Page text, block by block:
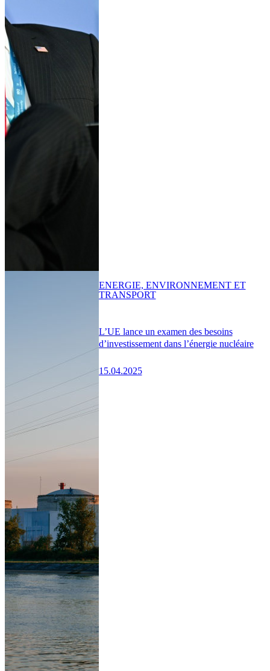
L’UE lance un examen des besoins
d’investissement dans l’énergie nucléaire
15.04.2025
ENERGIE, ENVIRONNEMENT ET
TRANSPORT